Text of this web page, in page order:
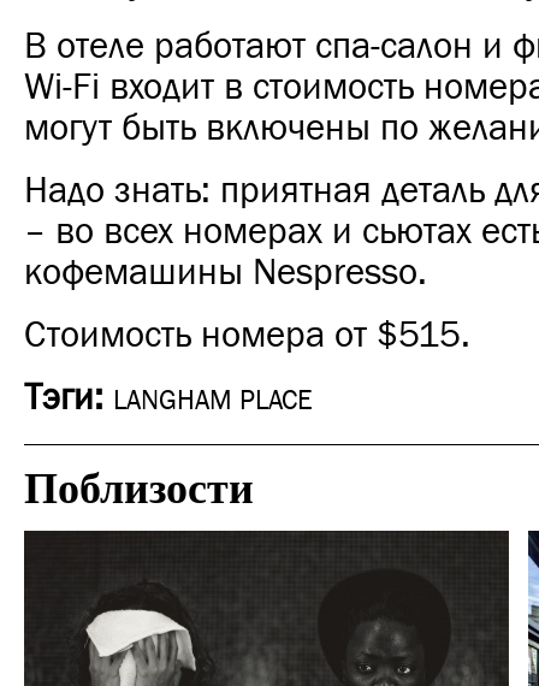
В отеле работают спа-салон и
Wi-Fi входит в стоимость
могут быть включены по
Надо знать: приятная деталь
– во всех номерах и сьютах
кофемашины Nespresso.
Стоимость номера от $515.
Тэги: LANGHAM PLACE
Поблизости